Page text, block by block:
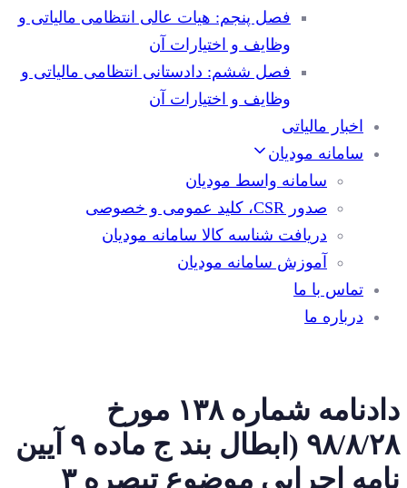
فصل پنجم: هیات عالی انتظامی مالیاتی و
وظایف و اختیارات آن
فصل ششم: دادستانی انتظامی مالیاتی و
وظایف و اختیارات آن
اخبار مالیاتی
سامانه مودیان
سامانه واسط مودیان
صدور CSR، کلید عمومی و خصوصی
دریافت شناسه کالا سامانه مودیان
آموزش سامانه مودیان
تماس با ما
درباره ما
دادنامه شماره ۱۳۸ مورخ
۹۸/۸/۲۸ (ابطال بند ج ماده ۹ آیین
نامه اجرایی موضوع تبصره ۳